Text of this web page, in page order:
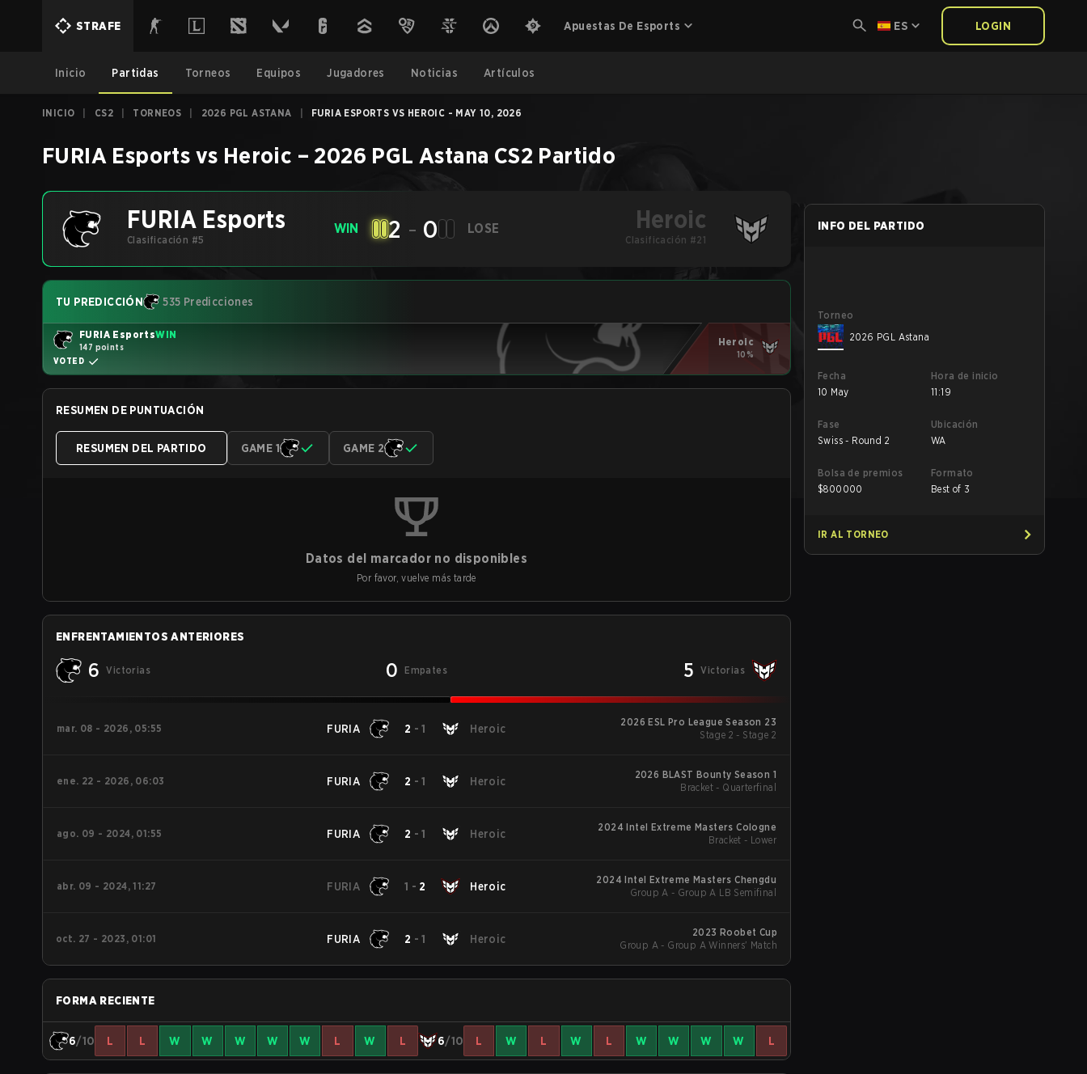
STRAFE Apuestas De Esports ES LOGIN
Inicio Partidas Torneos Equipos Jugadores Noticias Artículos
INICIO CS2 TORNEOS 2026 PGL ASTANA FURIA ESPORTS VS HEROIC - MAY 10, 2026
FURIA Esports vs Heroic – 2026 PGL Astana CS2 Partido
FURIA Esports
Clasificación #5
WIN 2 - 0 LOSE Heroic
Clasificación #21
TU PREDICCIÓN 535 Predicciones
FURIA EsportsWIN
147 points
VOTED
Heroic
10%
RESUMEN DE PUNTUACIÓN
RESUMEN DEL PARTIDO GAME 1 GAME 2
Datos del marcador no disponibles
Por favor, vuelve más tarde
ENFRENTAMIENTOS ANTERIORES
6 Victorias 0 Empates 5 Victorias
mar. 08 - 2026, 05:55 FURIA 2 -1 Heroic
2026 ESL Pro League Season 23
Stage 2 - Stage 2
ene. 22 - 2026, 06:03 FURIA 2 -1 Heroic
2026 BLAST Bounty Season 1
Bracket - Quarterfinal
ago. 09 - 2024, 01:55 FURIA 2 -1 Heroic
2024 Intel Extreme Masters Cologne
Bracket - Lower
abr. 09 - 2024, 11:27 FURIA 1 - 2 Heroic
2024 Intel Extreme Masters Chengdu
Group A - Group A LB Semifinal
oct. 27 - 2023, 01:01 FURIA 2 -1 Heroic
2023 Roobet Cup
Group A - Group A Winners' Match
FORMA RECIENTE
6/10 L L W W W W W L W L 6/10 L W L W L W W W W L
INFO DEL PARTIDO
Torneo
2026 PGL Astana
Fecha
10 May
Hora de inicio
11:19
Fase
Swiss - Round 2
Ubicación
WA
Bolsa de premios
$800000
Formato
Best of 3
IR AL TORNEO